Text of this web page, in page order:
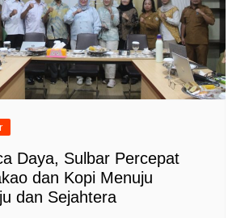
Daya, Sulbar Percepat
dan Kopi Menuju
dan Sejahtera